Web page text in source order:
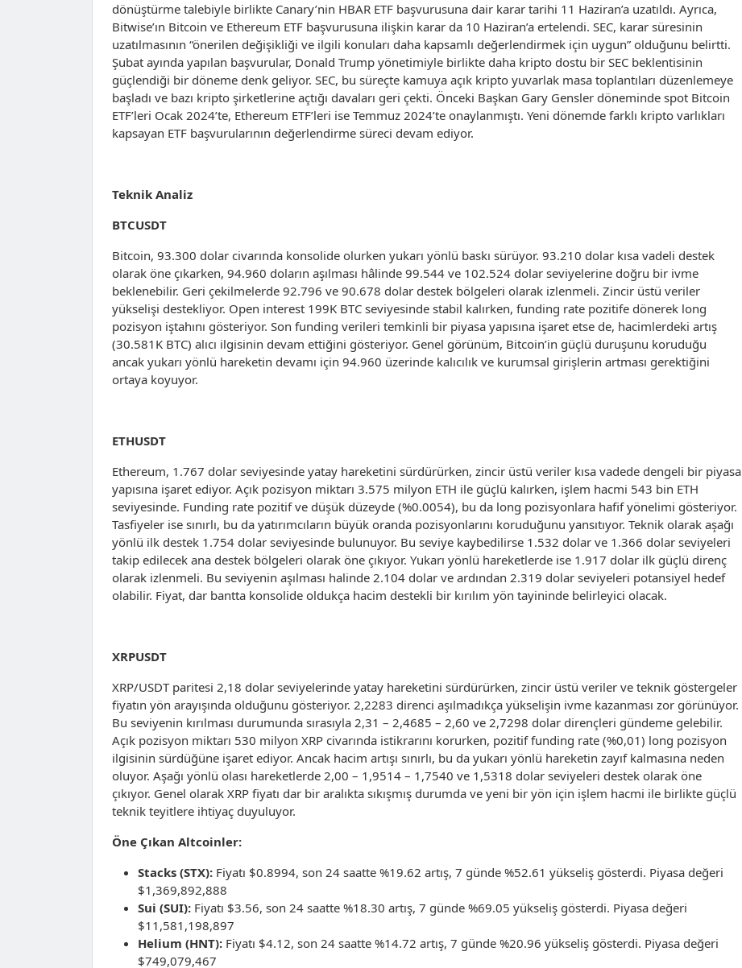
dönüştürme talebiyle birlikte Canary’nin HBAR ETF başvurusuna dair karar tarihi 11 Haziran’a uzatıldı. Ayrıca,
Bitwise’ın Bitcoin ve Ethereum ETF başvurusuna ilişkin karar da 10 Haziran’a ertelendi. SEC, karar süresinin
uzatılmasının “önerilen değişikliği ve ilgili konuları daha kapsamlı değerlendirmek için uygun” olduğunu belirtti.
Şubat ayında yapılan başvurular, Donald Trump yönetimiyle birlikte daha kripto dostu bir SEC beklentisinin
güçlendiği bir döneme denk geliyor. SEC, bu süreçte kamuya açık kripto yuvarlak masa toplantıları düzenlemeye
başladı ve bazı kripto şirketlerine açtığı davaları geri çekti. Önceki Başkan Gary Gensler döneminde spot Bitcoin
ETF’leri Ocak 2024’te, Ethereum ETF’leri ise Temmuz 2024’te onaylanmıştı. Yeni dönemde farklı kripto varlıkları
kapsayan ETF başvurularının değerlendirme süreci devam ediyor.
Teknik Analiz
BTCUSDT
​​Bitcoin, 93.300 dolar civarında konsolide olurken yukarı yönlü baskı sürüyor. 93.210 dolar kısa vadeli destek
olarak öne çıkarken, 94.960 doların aşılması hâlinde 99.544 ve 102.524 dolar seviyelerine doğru bir ivme
beklenebilir. Geri çekilmelerde 92.796 ve 90.678 dolar destek bölgeleri olarak izlenmeli. Zincir üstü veriler
yükselişi destekliyor. Open interest 199K BTC seviyesinde stabil kalırken, funding rate pozitife dönerek long
pozisyon iştahını gösteriyor. Son funding verileri temkinli bir piyasa yapısına işaret etse de, hacimlerdeki artış
(30.581K BTC) alıcı ilgisinin devam ettiğini gösteriyor. Genel görünüm, Bitcoin’in güçlü duruşunu koruduğu
ancak yukarı yönlü hareketin devamı için 94.960 üzerinde kalıcılık ve kurumsal girişlerin artması gerektiğini
ortaya koyuyor.
ETHUSDT
Ethereum, 1.767 dolar seviyesinde yatay hareketini sürdürürken, zincir üstü veriler kısa vadede dengeli bir piyasa
yapısına işaret ediyor. Açık pozisyon miktarı 3.575 milyon ETH ile güçlü kalırken, işlem hacmi 543 bin ETH
seviyesinde. Funding rate pozitif ve düşük düzeyde (%0.0054), bu da long pozisyonlara hafif yönelimi gösteriyor.
Tasfiyeler ise sınırlı, bu da yatırımcıların büyük oranda pozisyonlarını koruduğunu yansıtıyor. Teknik olarak aşağı
yönlü ilk destek 1.754 dolar seviyesinde bulunuyor. Bu seviye kaybedilirse 1.532 dolar ve 1.366 dolar seviyeleri
takip edilecek ana destek bölgeleri olarak öne çıkıyor. Yukarı yönlü hareketlerde ise 1.917 dolar ilk güçlü direnç
olarak izlenmeli. Bu seviyenin aşılması halinde 2.104 dolar ve ardından 2.319 dolar seviyeleri potansiyel hedef
olabilir. Fiyat, dar bantta konsolide oldukça hacim destekli bir kırılım yön tayininde belirleyici olacak.
XRPUSDT
XRP/USDT paritesi 2,18 dolar seviyelerinde yatay hareketini sürdürürken, zincir üstü veriler ve teknik göstergeler
fiyatın yön arayışında olduğunu gösteriyor. 2,2283 direnci aşılmadıkça yükselişin ivme kazanması zor görünüyor.
Bu seviyenin kırılması durumunda sırasıyla 2,31 – 2,4685 – 2,60 ve 2,7298 dolar dirençleri gündeme gelebilir.
Açık pozisyon miktarı 530 milyon XRP civarında istikrarını korurken, pozitif funding rate (%0,01) long pozisyon
ilgisinin sürdüğüne işaret ediyor. Ancak hacim artışı sınırlı, bu da yukarı yönlü hareketin zayıf kalmasına neden
oluyor. Aşağı yönlü olası hareketlerde 2,00 – 1,9514 – 1,7540 ve 1,5318 dolar seviyeleri destek olarak öne
çıkıyor. Genel olarak XRP fiyatı dar bir aralıkta sıkışmış durumda ve yeni bir yön için işlem hacmi ile birlikte güçlü
teknik teyitlere ihtiyaç duyuluyor.
Öne Çıkan Altcoinler:
Stacks (STX): Fiyatı $0.8994, son 24 saatte %19.62 artış, 7 günde %52.61 yükseliş gösterdi. Piyasa değeri
$1,369,892,888
Sui (SUI): Fiyatı $3.56, son 24 saatte %18.30 artış, 7 günde %69.05 yükseliş gösterdi. Piyasa değeri
$11,581,198,897
Helium (HNT): Fiyatı $4.12, son 24 saatte %14.72 artış, 7 günde %20.96 yükseliş gösterdi. Piyasa değeri
$749,079,467